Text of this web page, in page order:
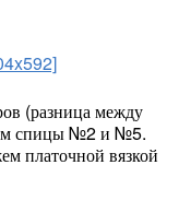
(разница между
спицы №2 и №5.
платочной вязкой